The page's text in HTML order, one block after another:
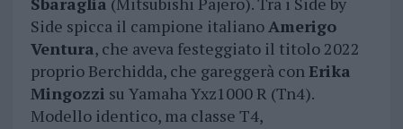
Side spicca il campione italianoAmerigo
Ventura, che aveva festeggiato il titolo 2022
proprio Berchidda, che gareggerà conErika
Mingozzi su Yamaha Yxz1000 R (Tn4).
Modello identico, ma classe T4,